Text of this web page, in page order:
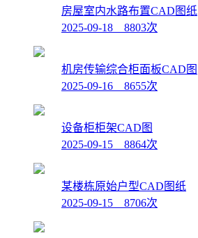
房屋室内水路布置CAD图纸
2025-09-18 8803次
机房传输综合柜面板CAD图
2025-09-16 8655次
设备柜柜架CAD图
2025-09-15 8864次
某楼栋原始户型CAD图纸
2025-09-15 8706次